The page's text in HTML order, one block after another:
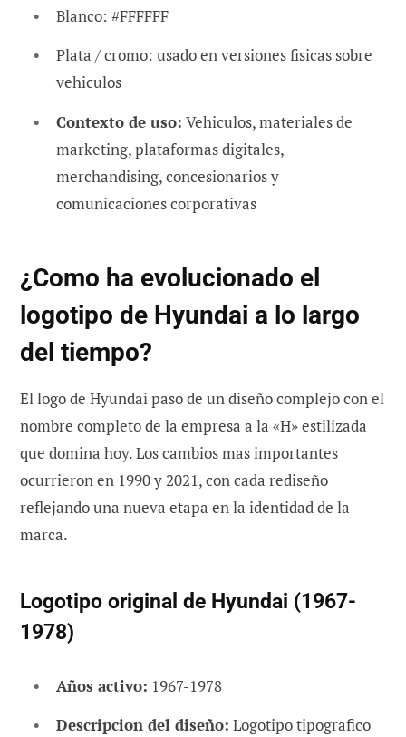
Blanco: #FFFFFF
Plata / cromo: usado en versiones fisicas sobre
vehiculos
Contexto de uso: Vehiculos, materiales de
marketing, plataformas digitales,
merchandising, concesionarios y
comunicaciones corporativas
¿Como ha evolucionado el
logotipo de Hyundai a lo largo
del tiempo?
El logo de Hyundai paso de un diseño complejo con el
nombre completo de la empresa a la «H» estilizada
que domina hoy. Los cambios mas importantes
ocurrieron en 1990 y 2021, con cada rediseño
reflejando una nueva etapa en la identidad de la
marca.
Logotipo original de Hyundai (1967-
1978)
Años activo: 1967-1978
Descripcion del diseño: Logotipo tipografico